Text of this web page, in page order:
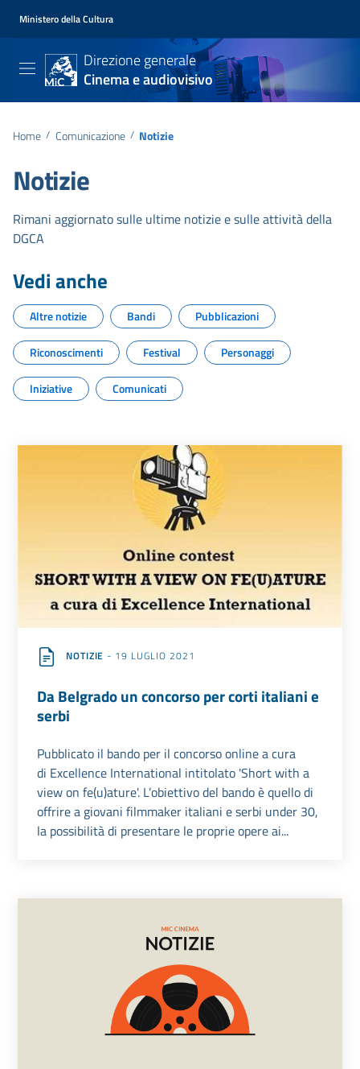
Ministero della Cultura
Direzione generale
Cinema e audiovisivo
Home / Comunicazione / Notizie
Notizie
Rimani aggiornato sulle ultime notizie e sulle attività della
DGCA
Vedi anche
Altre notizie Bandi Pubblicazioni
Riconoscimenti Festival Personaggi
Iniziative Comunicati
NOTIZIE - 19 LUGLIO 2021
Da Belgrado un concorso per corti italiani e
serbi
Pubblicato il bando per il concorso online a cura
di Excellence International intitolato 'Short with a
view on fe(u)ature'. L’obiettivo del bando è quello di
offrire a giovani filmmaker italiani e serbi under 30,
la possibilità di presentare le proprie opere ai...